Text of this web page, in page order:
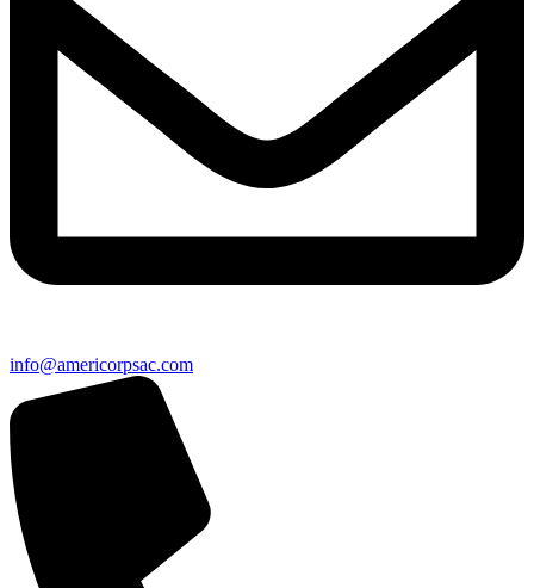
info@americorpsac.com